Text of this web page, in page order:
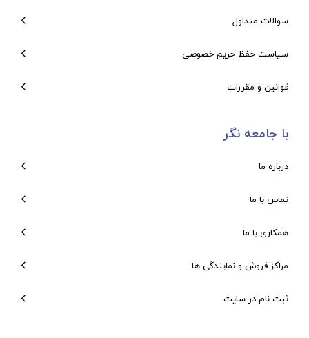
سوالات متداول
سیاست حفظ حریم خصوصی
قوانین و مقررات
با جامعه نگر
درباره ما
تماس با ما
همکاری با ما
مراکز فروش و نمایندگی ها
ثبت نام در سایت